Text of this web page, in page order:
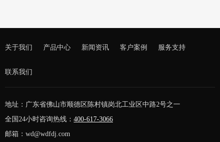
关于我们 产品中心 新闻资讯 客户案例 服务支持
联系我们
地址：广东省佛山市顺德区陈村镇岗北工业区中路2号之一
全国24小时咨询热线： 400-617-3066
邮箱：wd@wdfdj.com